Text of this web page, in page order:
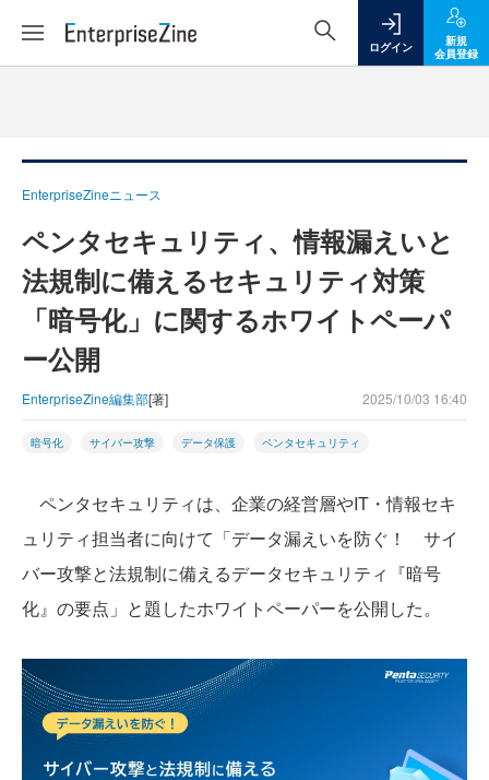
ログイン
新規
会員登録
EnterpriseZineニュース
ペンタセキュリティ、情報漏えいと
法規制に備えるセキュリティ対策
「暗号化」に関するホワイトペーパ
ー公開
EnterpriseZine編集部[著] 2025/10/03 16:40
暗号化 サイバー攻撃 データ保護 ペンタセキュリティ
ペンタセキュリティは、企業の経営層やIT・情報セキ
ュリティ担当者に向けて「データ漏えいを防ぐ！ サイ
バー攻撃と法規制に備えるデータセキュリティ『暗号
化』の要点」と題したホワイトペーパーを公開した。